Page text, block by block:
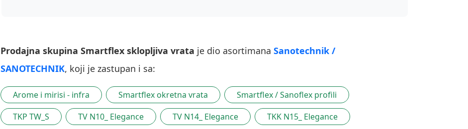
Prodajna skupina Smartflex sklopljiva vrata je dio asortimana Sanotechnik /
SANOTECHNIK, koji je zastupan i sa:
Arome i mirisi - infra Smartflex okretna vrata
Smartflex / Sanoflex profili
TKP TW_S
TV N10_ Elegance TV N14_ Elegance
TKK N15_ Elegance